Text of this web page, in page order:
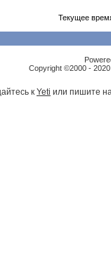
Текущее
Copyright ©2000 -
к Yeti или пишите